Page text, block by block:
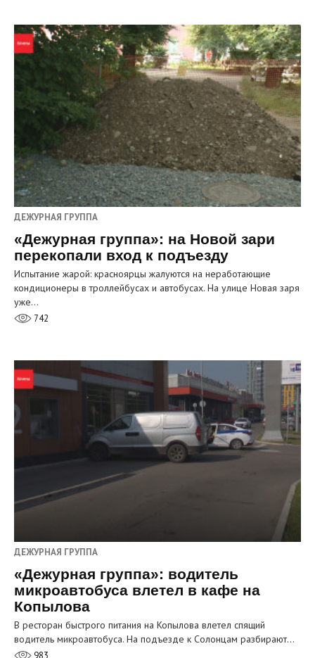
ДЕЖУРНАЯ ГРУППА
«Дежурная группа»: на Новой зари
перекопали вход к подъезду
Испытание жарой: красноярцы жалуются на неработающие
кондиционеры в троллейбусах и автобусах. На улице Новая заря
уже…
742
ДЕЖУРНАЯ ГРУППА
«Дежурная группа»: водитель
микроавтобуса влетел в кафе на
Копылова
В ресторан быстрого питания на Копылова влетел спящий
водитель микроавтобуса. На подъезде к Солонцам разбирают…
983